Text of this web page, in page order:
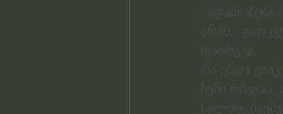
არის,
დაირეკა.
რა უნდა
ჩემი
ხალხო,